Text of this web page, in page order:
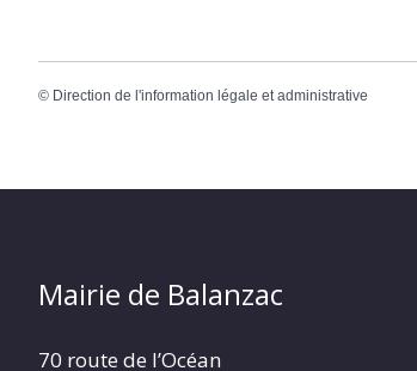
© Direction de l'information légale et administrative
Mairie de Balanzac
70 route de l’Océan